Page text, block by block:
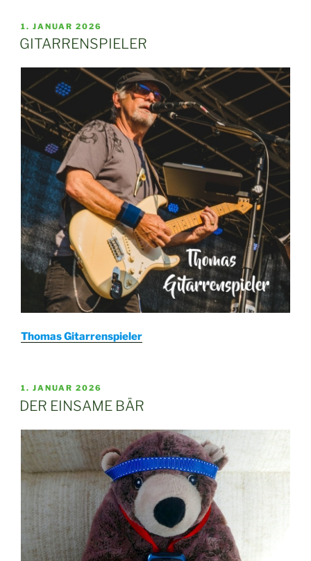
VERÖFFENTLICHT
AM
1. JANUAR 2026
GITARRENSPIELER
Thomas Gitarrenspieler
VERÖFFENTLICHT
AM
1. JANUAR 2026
DER EINSAME BÄR